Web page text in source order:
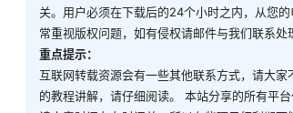
关。用户必须在下载后的24个小时之内，从您
常重视版权问题，如有侵权请邮件与我们联系处
重点提示：
互联网转载资源会有一些其他联系方式，请大
的教程讲解，请仔细阅读。 本站分享的所有平